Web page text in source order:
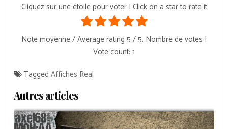
Cliquez sur une étoile pour voter | Click on a star to rate it
Note moyenne / Average rating 5 / 5. Nombre de votes |
Vote count: 1
TaggedAffiches Real
Autres articles